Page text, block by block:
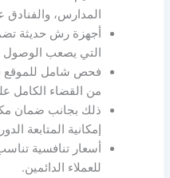
المدارس، والفنادق
أجهزة رش حديثة
التي يصعب الوصول
فحص شامل للموقع
من القضاء الكامل
ذلك بجانب ضمان
إمكانية المتابعة
أسعار تنافسية
للعملاء الدائمين.